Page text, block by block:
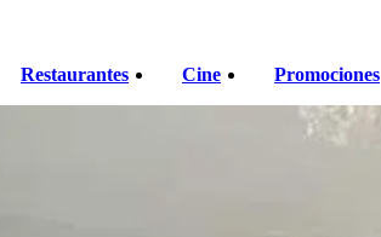
Restaurantes Cine Promociones